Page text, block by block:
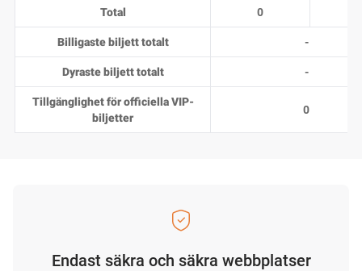
Total 0
Billigaste biljett totalt -
Dyraste biljett totalt -
Tillgänglighet för officiella VIP-
biljetter
0
Endast säkra och säkra webbplatser